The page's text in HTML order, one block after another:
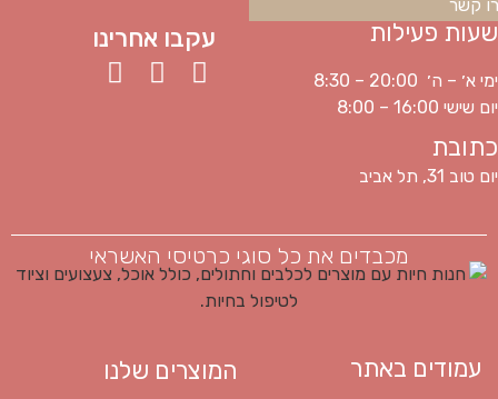
קשר
שעות פעילות
ימי א׳ – ה׳ 20:00 – 8:30
יום שישי 16:00 – 8:00
כתובת
יום טוב 31, תל אביב
עקבו אחרינו
מכבדים את כל סוגי כרטיסי האשראי
עמודים באתר המוצרים שלנו